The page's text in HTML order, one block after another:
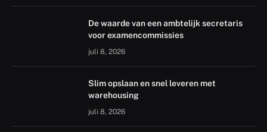
De waarde van een ambtelijk secretaris
voor examencommissies
juli 8, 2026
Slim opslaan en snel leveren met
warehousing
juli 8, 2026